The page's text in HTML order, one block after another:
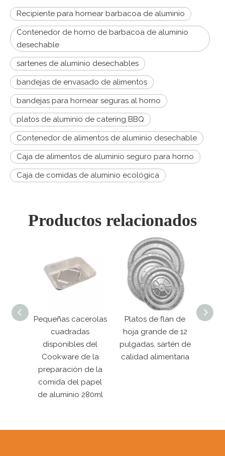
Recipiente para hornear barbacoa de aluminio
Contenedor de horno de barbacoa de aluminio
desechable
sartenes de aluminio desechables
bandejas de envasado de alimentos
bandejas para hornear seguras al horno
platos de aluminio de catering BBQ
Contenedor de alimentos de aluminio desechable
Caja de alimentos de aluminio seguro para horno
Caja de comidas de aluminio ecológica
Productos relacionados
Pequeñas cacerolas
cuadradas
disponibles del
Cookware de la
preparación de la
comida del papel
de aluminio 280ml
Platos de flan de
hoja grande de 12
pulgadas, sartén de
calidad alimentaria